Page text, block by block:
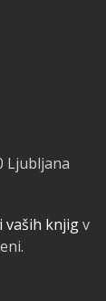
Ljubljana
vaših knjigv